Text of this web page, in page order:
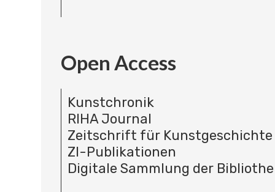
Open Access
Kunstchronik
RIHA Journal
Zeitschrift für Kunstgeschichte
ZI-Publikationen
Digitale Sammlung der